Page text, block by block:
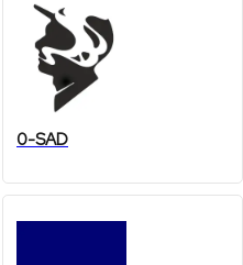
0-SAD